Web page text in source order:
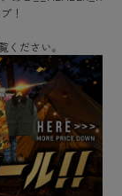
！
ください。